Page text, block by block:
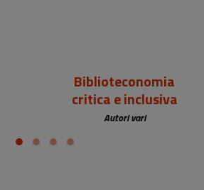
Biblioteconomia
critica e inclusiva
Autori vari